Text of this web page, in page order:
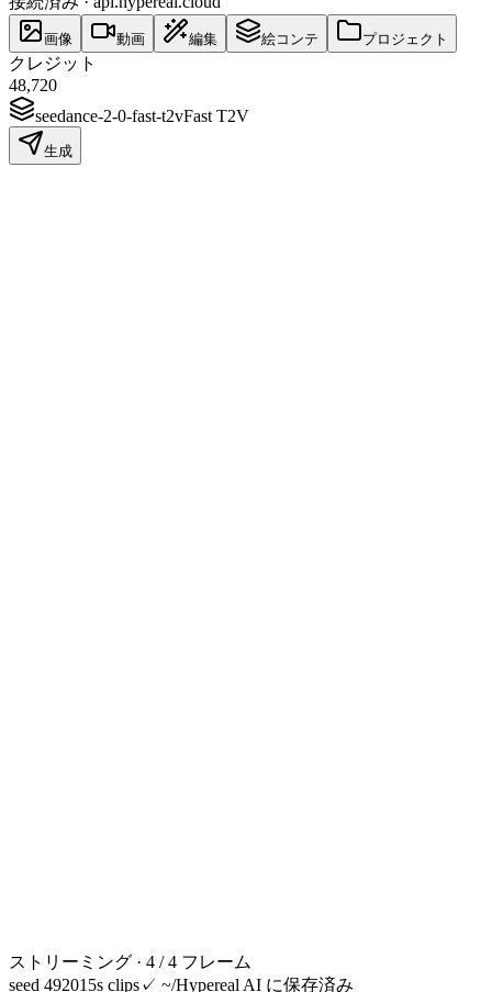
画像 動画 編集 絵コンテ プロジェクト
クレジット
48,720
seedance-2-0-fast-t2vFast T2V
生成
ストリーミング · 4 / 4 フレーム
seed 49201 5s clips✓ ~/Hypereal AI に保存済み